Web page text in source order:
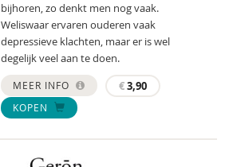
bijhoren, zo denkt men nog vaak.
Weliswaar ervaren ouderen vaak
depressieve klachten, maar er is wel
degelijk veel aan te doen.
MEER INFO €3,90
KOPEN